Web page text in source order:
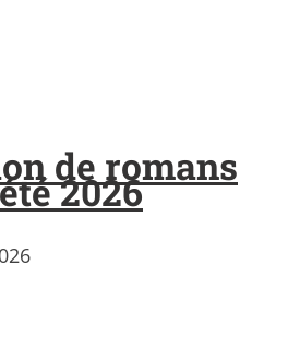
de romans
2026